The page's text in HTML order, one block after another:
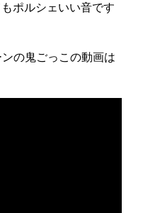
ポルシェいい音です
の鬼ごっこの動画は